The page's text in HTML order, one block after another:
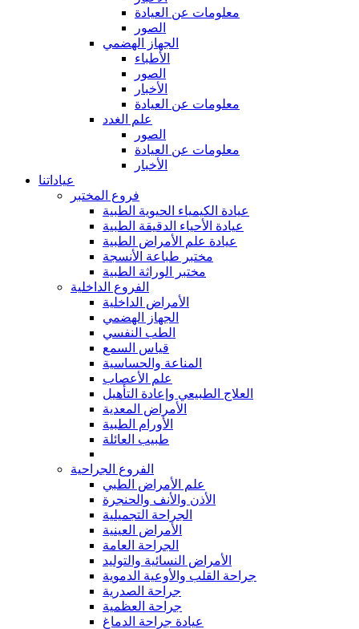
معلومات عن العيادة
الصور
الجهاز الهضمي
الأطباء
الصور
الأخبار
معلومات عن العيادة
علم الغدد
الصور
معلومات عن العيادة
الأخبار
عياداتنا
فروع المختبر
عيادة الكيمياء الحيوية الطبية
عيادة الأحياء الدقيقة الطبية
عيادة علم الأمراض الطبية
مختبر طباعة الأنسجة
مختبر الوراثة الطبية
الفروع الداخلية
الأمراض الداخلية
الجهاز الهضمي
الطب النفسي
قياس السمع
المناعة والحساسية
علم الأعصاب
العلاج الطبيعي وإعادة التأهيل
الأمراض المعدية
الأورام الطبية
طبيب العائلة
الفروع الجراحية
علم الأمراض الطبي
الأذن والأنف والحنجرة
الجراحة التجميلية
الأمراض العينية
الجراحة العامة
الأمراض النسائية والتوليد
جراحة القلب والأوعية الدموية
جراحة الصدرية
جراحة العظمية
عيادة جراحة الدماغ